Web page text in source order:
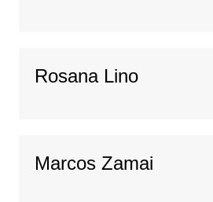
Rosana Lino
Marcos Zamai